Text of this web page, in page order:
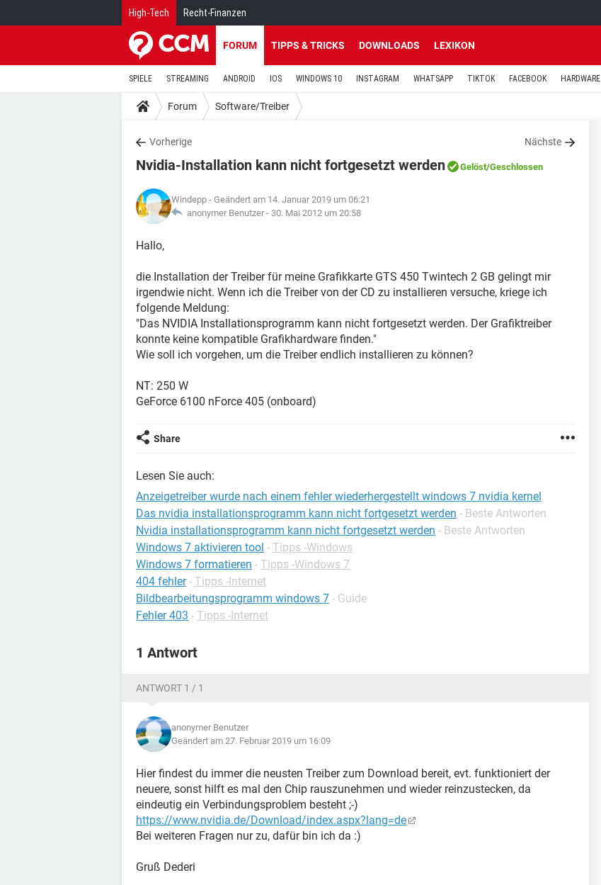
High-Tech Recht-Finanzen
FORUM TIPPS & TRICKS DOWNLOADS LEXIKON
SPIELE STREAMING ANDROID IOS WINDOWS 10 INSTAGRAM WHATSAPP TIKTOK FACEBOOK HARDWARE
Forum Software/Treiber
Vorherige Nächste
Nvidia-Installation kann nicht fortgesetzt werden Gelöst/Geschlossen
Windepp - Geändert am 14. Januar 2019 um 06:21
anonymer Benutzer - 30. Mai 2012 um 20:58
Hallo,
die Installation der Treiber für meine Grafikkarte GTS 450 Twintech 2 GB gelingt mir
irgendwie nicht. Wenn ich die Treiber von der CD zu installieren versuche, kriege ich
folgende Meldung:
"Das NVIDIA Installationsprogramm kann nicht fortgesetzt werden. Der Grafiktreiber
konnte keine kompatible Grafikhardware finden."
Wie soll ich vorgehen, um die Treiber endlich installieren zu können?
NT: 250 W
GeForce 6100 nForce 405 (onboard)
Share
Lesen Sie auch:
Anzeigetreiber wurde nach einem fehler wiederhergestellt windows 7 nvidia kernel
Das nvidia installationsprogramm kann nicht fortgesetzt werden - Beste Antworten
Nvidia installationsprogramm kann nicht fortgesetzt werden - Beste Antworten
Windows 7 aktivieren tool - Tipps -Windows
Windows 7 formatieren - Tipps -Windows 7
404 fehler - Tipps -Internet
Bildbearbeitungsprogramm windows 7 - Guide
Fehler 403 - Tipps -Internet
1 Antwort
ANTWORT 1 / 1
anonymer Benutzer
Geändert am 27. Februar 2019 um 16:09
Hier findest du immer die neusten Treiber zum Download bereit, evt. funktioniert der
neuere, sonst hilft es mal den Chip rauszunehmen und wieder reinzustecken, da
eindeutig ein Verbindungsproblem besteht ;-)
https://www.nvidia.de/Download/index.aspx?lang=de
Bei weiteren Fragen nur zu, dafür bin ich da :)
Gruß Dederi